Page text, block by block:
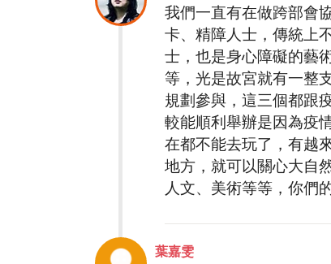
我們一直有在做跨部會
卡、精障人士，傳統上
士，也是身心障礙的藝
等，光是故宮就有一整
規劃參與，這三個都跟
較能順利舉辦是因為疫
在都不能去玩了，有越
地方，就可以關心大自
人文、美術等等，你們
葉嘉雯